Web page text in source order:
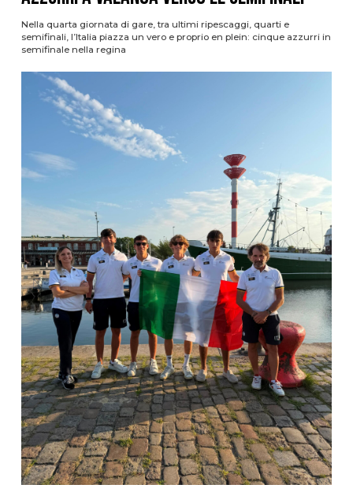
Nella quarta giornata di gare, tra ultimi ripescaggi, quarti e
semifinali, l’Italia piazza un vero e proprio en plein: cinque azzurri in
semifinale nella regina